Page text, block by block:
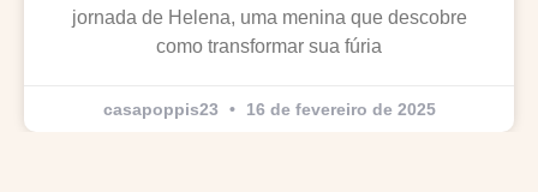
jornada de Helena, uma menina que descobre
como transformar sua fúria
casapoppis23 16 de fevereiro de 2025